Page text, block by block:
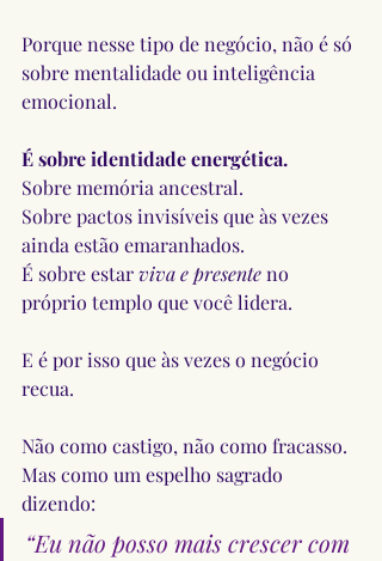
Porque nesse tipo de negócio, não é só
sobre mentalidade ou inteligência
emocional.
É sobre identidade energética.
Sobre memória ancestral.
Sobre pactos invisíveis que às vezes
ainda estão emaranhados.
É sobre estar viva e presente no
próprio templo que você lidera.
E é por isso que às vezes o negócio
recua.
Não como castigo, não como fracasso.
Mas como um espelho sagrado
dizendo:
“Eu não posso mais crescer com